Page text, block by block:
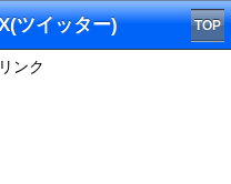
ツイッター) TOP
ンク